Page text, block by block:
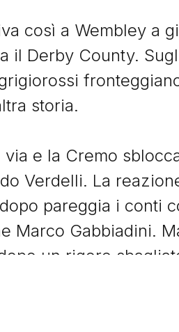
così a Wembley a
il Derby County.
storia.
via e la Cremo
Verdelli. La
pareggia i conti
Marco Gabbiadini.
un rigore